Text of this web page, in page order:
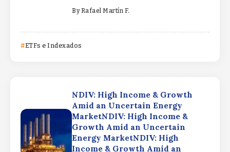
By Rafael Martín F.
ETFs e Indexados
NDIV: High Income & Growth
Amid an Uncertain Energy
MarketNDIV: High Income &
Growth Amid an Uncertain
Energy MarketNDIV: High
Income & Growth Amid an